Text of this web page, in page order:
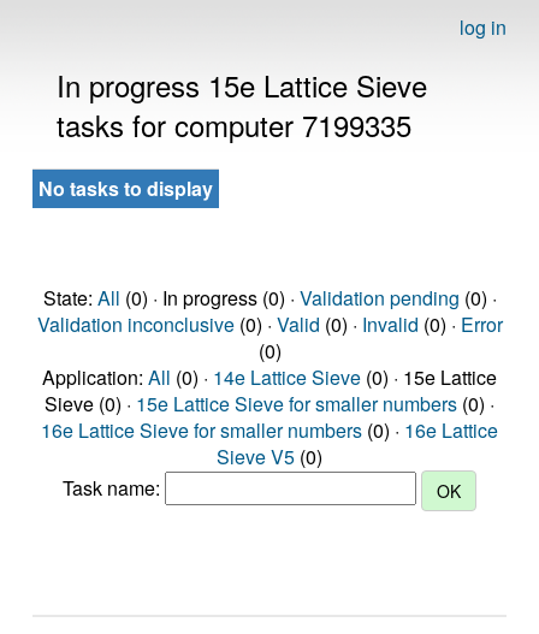
log in
In progress 15e Lattice Sieve
tasks for computer 7199335
No tasks to display
State: All (0) · In progress (0) · Validation pending (0) ·
Validation inconclusive(0) · Valid (0) · Invalid (0) · Error
(0)
Application: All (0) · 14e Lattice Sieve (0) · 15e Lattice
Sieve (0) · 15e Lattice Sieve for smaller numbers (0) ·
16e Lattice Sieve for smaller numbers (0) · 16e Lattice
Sieve V5 (0)
Task name: